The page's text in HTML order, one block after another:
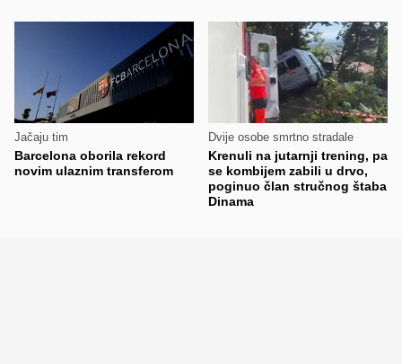
Jačaju tim
Barcelona oborila rekord
novim ulaznim transferom
Dvije osobe smrtno stradale
Krenuli na jutarnji trening, pa
se kombijem zabili u drvo,
poginuo član stručnog štaba
Dinama